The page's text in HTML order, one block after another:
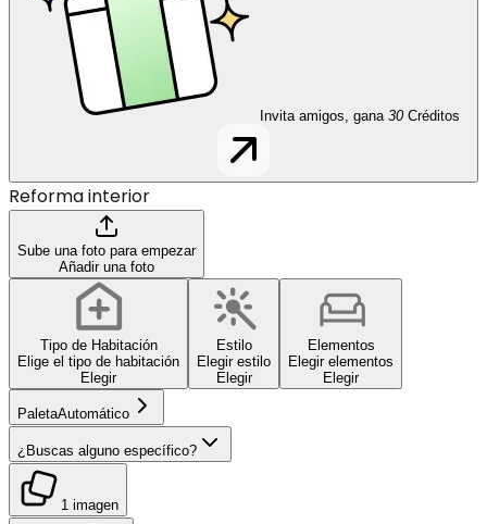
Invita amigos, gana 30 Créditos
Reforma interior
Sube una foto para empezar
Añadir una foto
Tipo de Habitación
Elige el tipo de habitación
Elegir
Estilo
Elegir estilo
Elegir
Elementos
Elegir elementos
Elegir
PaletaAutomático
¿Buscas alguno específico?
1 imagen